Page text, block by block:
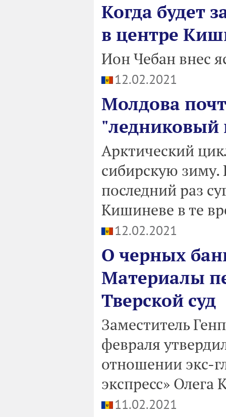
Когда будет
в центре
Ион Чебан внес
12.02.2021
Молдова
"ледниковый
Арктический
сибирскую зиму.
последний раз
Кишиневе в те
12.02.2021
О черных
Материалы
Тверской суд
Заместитель
февраля
отношении экс-
экспресс» Олега
11.02.2021